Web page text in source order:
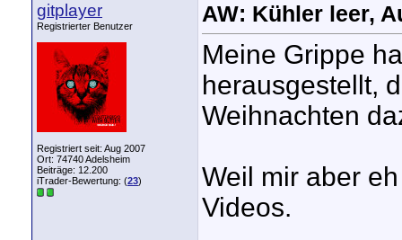
gitplayer
Registrierter Benutzer
Registriert seit: Aug 2007
Ort: 74740 Adelsheim
Beiträge: 12.200
iTrader-Bewertung: (23)
AW: Kühler leer,
Meine Grippe
herausgestellt,
Weihnachten
Weil mir aber
Videos.